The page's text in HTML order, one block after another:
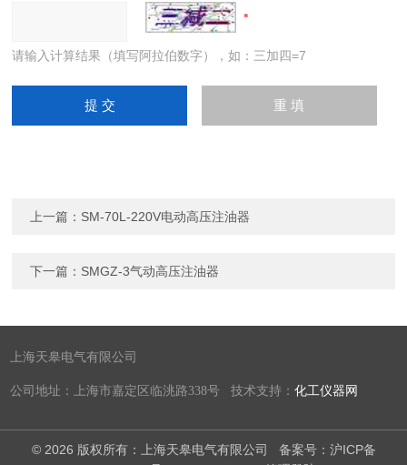
请输入计算结果（填写阿拉伯数字），如：三加四=7
上一篇： SM-70L-220V电动高压注油器
下一篇： SMGZ-3气动高压注油器
上海天皋电气有限公司
公司地址：上海市嘉定区临洮路338号 技术支持：化工仪器网
© 2026 版权所有：上海天皋电气有限公司 备案号：沪ICP备